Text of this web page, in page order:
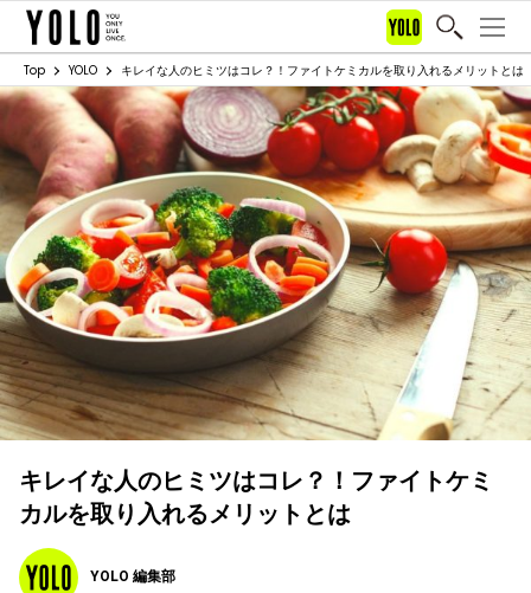
Top YOLO キレイな人のヒミツはコレ？！ファイトケミカルを取り入れるメリットとは
キレイな人のヒミツはコレ？！ファイトケミ
カルを取り入れるメリットとは
YOLO 編集部